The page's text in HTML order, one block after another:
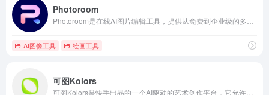
Photoroom
AI图像工具 绘画工具
可图Kolors